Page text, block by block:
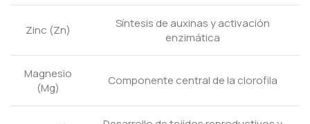
Zinc (Zn)
Síntesis de auxinas y activación
enzimática
Magnesio
(Mg)
Componente central de la clorofila